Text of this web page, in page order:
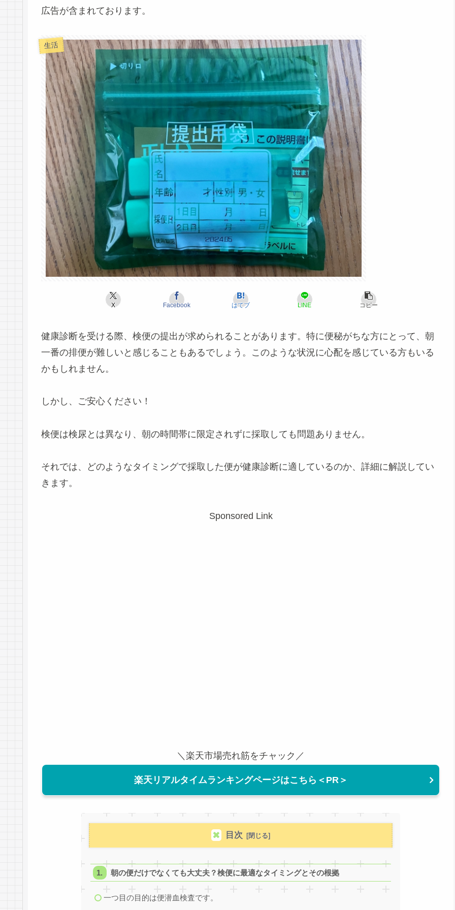
広告が含まれております。
生活
X Facebook はてブ LINE コピー
健康診断を受ける際、検便の提出が求められることがあります。特に便秘がちな方にとって、朝
一番の排便が難しいと感じることもあるでしょう。このような状況に心配を感じている方もいる
かもしれません。
しかし、ご安心ください！
検便は検尿とは異なり、朝の時間帯に限定されずに採取しても問題ありません。
それでは、どのようなタイミングで採取した便が健康診断に適しているのか、詳細に解説してい
きます。
Sponsored Link
＼楽天市場売れ筋をチャック／
楽天リアルタイムランキングページはこちら＜PR＞
目次
朝の便だけでなくても大丈夫？検便に最適なタイミングとその根拠
一つ目の目的は便潜血検査です。